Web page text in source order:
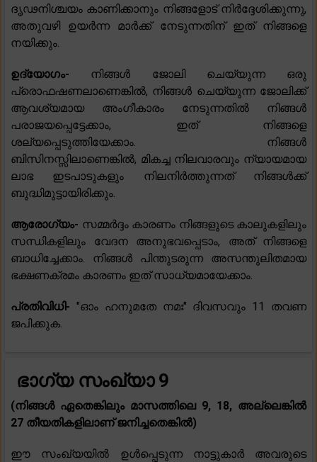
ദൃഢനിശ്ചയം കാണിക്കാനും നിങ്ങളോട് നിർദ്ദേശിക്കുന്നു,
അതുവഴി ഉയർന്ന മാർക്ക് നേടുന്നതിന് ഇത് നിങ്ങളെ
നയിക്കും.
ഉദ്യോഗം- നിങ്ങൾ ജോലി ചെയ്യുന്ന ഒരു
പ്രൊഫഷണലാണെങ്കിൽ, നിങ്ങൾ ചെയ്യുന്ന ജോലിക്ക്
ആവശ്യമായ അംഗീകാരം നേടുന്നതിൽ നിങ്ങൾ
പരാജയപ്പെട്ടേക്കാം, ഇത് നിങ്ങളെ
ശല്യപ്പെടുത്തിയേക്കാം. നിങ്ങൾ
ബിസിനസ്സിലാണെങ്കിൽ, മികച്ച നിലവാരവും ന്യായമായ
ലാഭ ഇടപാടുകളും നിലനിർത്തുന്നത് നിങ്ങൾക്ക്
ബുദ്ധിമുട്ടായിരിക്കും.
ആരോഗ്യം- സമ്മർദ്ദം കാരണം നിങ്ങളുടെ കാലുകളിലും
സന്ധികളിലും വേദന അനുഭവപ്പെടാം, അത് നിങ്ങളെ
ബാധിച്ചേക്കാം. നിങ്ങൾ പിന്തുടരുന്ന അസന്തുലിതമായ
ഭക്ഷണക്രമം കാരണം ഇത് സാധ്യമായേക്കാം.
പ്രതിവിധി- "ഓം ഹനുമതേ നമഃ" ദിവസവും 11 തവണ
ജപിക്കുക.
ഭാഗ്യ സംഖ്യാ 9
(നിങ്ങൾ ഏതെങ്കിലും മാസത്തിലെ 9, 18, അല്ലെങ്കിൽ
27 തീയതികളിലാണ് ജനിച്ചതെങ്കിൽ)
ഈ സംഖ്യയിൽ ഉൾപ്പെടുന്ന നാട്ടുകാർ അവരുടെ